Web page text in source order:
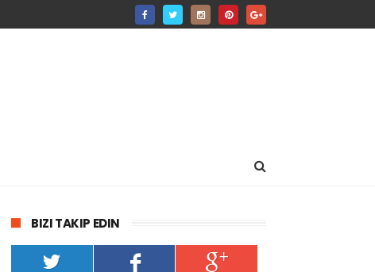
BIZI TAKIP EDIN